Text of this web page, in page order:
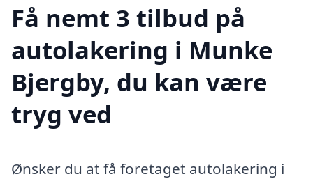
Få nemt 3 tilbud på
autolakering i Munke
Bjergby, du kan være
tryg ved
Ønsker du at få foretaget autolakering i